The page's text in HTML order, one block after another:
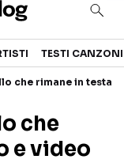
EVENTI
TESTI CANZONI
che rimane in testa:
che
e video